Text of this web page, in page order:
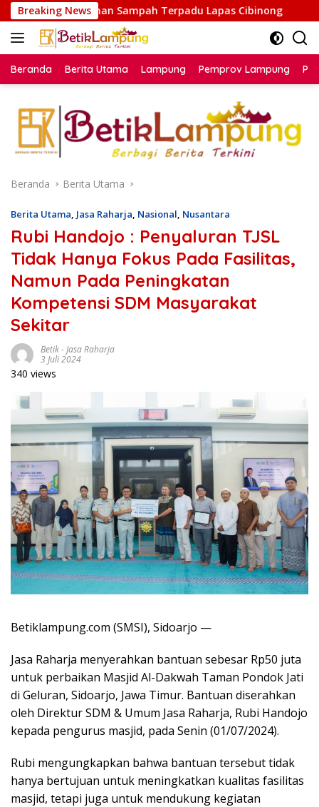
Langsung
ke
konten
Breaking News
Sampah Terpadu Lapas Cibinong Pemkab Lampung
Beranda Berita Utama Lampung Pemprov Lampung
Beranda Berita Utama
Berita Utama, Jasa Raharja, Nasional, Nusantara
Rubi Handojo : Penyaluran TJSL
Tidak Hanya Fokus Pada Fasilitas,
Namun Pada Peningkatan
Kompetensi SDM Masyarakat
Sekitar
Betik-Jasa Raharja
3 Juli 2024
340 views
Betiklampung.com (SMSI), Sidoarjo —
Jasa Raharja menyerahkan bantuan sebesar Rp50 juta
untuk perbaikan Masjid Al-Dakwah Taman Pondok Jati
di Geluran, Sidoarjo, Jawa Timur. Bantuan diserahkan
oleh Direktur SDM & Umum Jasa Raharja, Rubi Handojo
kepada pengurus masjid, pada Senin (01/07/2024).
Rubi mengungkapkan bahwa bantuan tersebut tidak
hanya bertujuan untuk meningkatkan kualitas fasilitas
masjid, tetapi juga untuk mendukung kegiatan